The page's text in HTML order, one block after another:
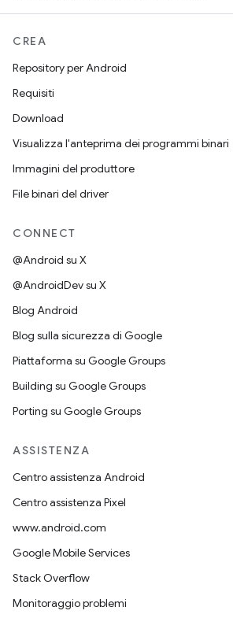
CREA
Repository per Android
Requisiti
Download
Visualizza l'anteprima dei programmi binari
Immagini del produttore
File binari del driver
CONNECT
@Android su X
@AndroidDev su X
Blog Android
Blog sulla sicurezza di Google
Piattaforma su Google Groups
Building su Google Groups
Porting su Google Groups
ASSISTENZA
Centro assistenza Android
Centro assistenza Pixel
www.android.com
Google Mobile Services
Stack Overflow
Monitoraggio problemi